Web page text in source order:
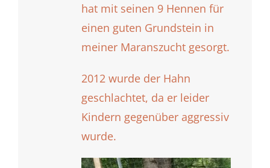
hat mit seinen 9 Hennen für
einen guten Grundstein in
meiner Maranszucht gesorgt.
2012 wurde der Hahn
geschlachtet, da er leider
Kindern gegenüber aggressiv
wurde.